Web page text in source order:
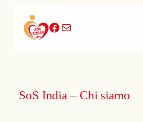
contenuto
Facebook
Email
SoS India – Chi siamo